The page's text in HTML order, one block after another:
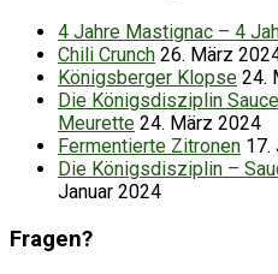
4 Jahre Mastignac – 4
Chili Crunch 26. März
Königsberger Klopse 24.
Die Königsdisziplin
Meurette 24. März 2024
Fermentierte Zitronen 17.
Die Königsdisziplin –
Januar 2024
Fragen?